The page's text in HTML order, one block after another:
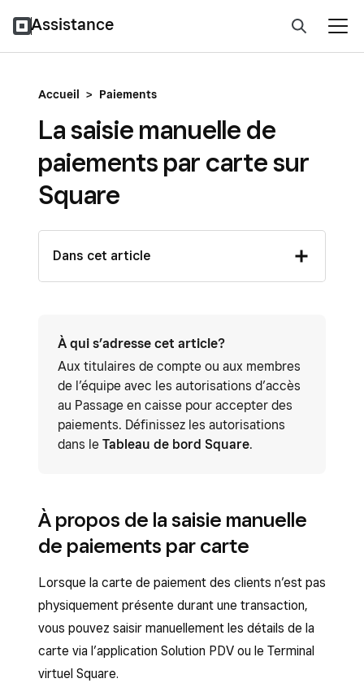
Assistance
Accueil > Paiements
La saisie manuelle de
paiements par carte sur
Square
Dans cet article
À qui s’adresse cet article?
Aux titulaires de compte ou aux membres
de l’équipe avec les autorisations d’accès
au Passage en caisse pour accepter des
paiements. Définissez les autorisations
dans le Tableau de bord Square.
À propos de la saisie manuelle
de paiements par carte
Lorsque la carte de paiement des clients n’est pas
physiquement présente durant une transaction,
vous pouvez saisir manuellement les détails de la
carte via l’application Solution PDV ou le Terminal
virtuel Square.